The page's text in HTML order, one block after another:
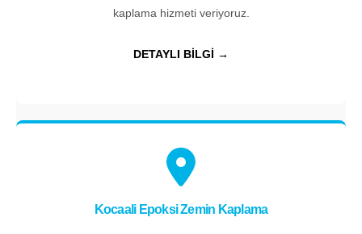
kaplama hizmeti veriyoruz.
DETAYLI BİLGİ →
Kocaali Epoksi Zemin Kaplama